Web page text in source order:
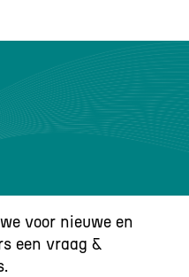
voor nieuwe en
een vraag &